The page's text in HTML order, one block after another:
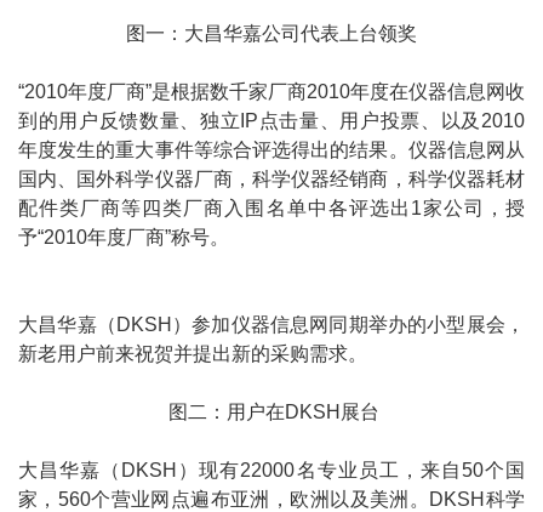
图一：大昌华嘉公司代表上台领奖
“2010年度厂商”是根据数千家厂商2010年度在仪器信息网收
到的用户反馈数量、独立IP点击量、用户投票、以及2010
年度发生的重大事件等综合评选得出的结果。仪器信息网从
国内、国外科学仪器厂商，科学仪器经销商，科学仪器耗材
配件类厂商等四类厂商入围名单中各评选出1家公司，授
予“2010年度厂商”称号。
大昌华嘉（DKSH）参加仪器信息网同期举办的小型展会，
新老用户前来祝贺并提出新的采购需求。
图二：用户在DKSH展台
大昌华嘉（DKSH）现有22000名专业员工，来自50个国
家，560个营业网点遍布亚洲，欧洲以及美洲。DKSH科学